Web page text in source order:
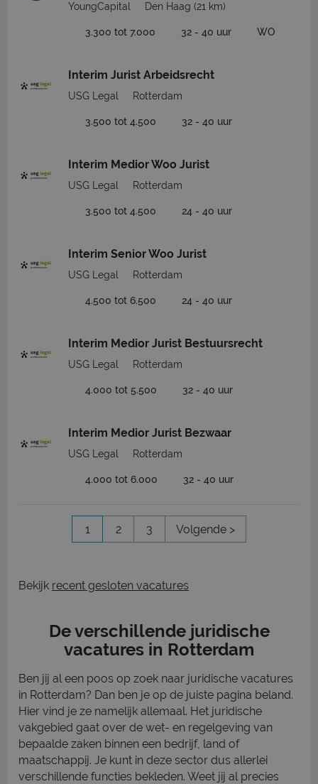
YoungCapital Den Haag (21 km)
3.300 tot 7.000 32 - 40 uur WO
Interim Jurist Arbeidsrecht
USG Legal Rotterdam
3.500 tot 4.500 32 - 40 uur
Interim Medior Woo Jurist
USG Legal Rotterdam
3.500 tot 4.500 24 - 40 uur
Interim Senior Woo Jurist
USG Legal Rotterdam
4.500 tot 6.500 24 - 40 uur
Interim Medior Jurist Bestuursrecht
USG Legal Rotterdam
4.000 tot 5.500 32 - 40 uur
Interim Medior Jurist Bezwaar
USG Legal Rotterdam
4.000 tot 6.000 32 - 40 uur
1 2 3 Volgende >
Bekijk recent gesloten vacatures
De verschillende juridische
vacatures in Rotterdam
Ben jij al een poos op zoek naar juridische vacatures
in Rotterdam? Dan ben je op de juiste pagina beland.
Hier vind je ze namelijk allemaal. Het juridische
vakgebied gaat over de wet- en regelgeving van
bepaalde zaken binnen een bedrijf, land of
maatschappij. Je kunt in deze sector dus allerlei
verschillende functies bekleden. Weet jij al precies